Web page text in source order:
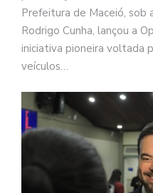
Prefeitura de Maceió, sob
Rodrigo Cunha, lançou a
iniciativa pioneira voltada
veículos…